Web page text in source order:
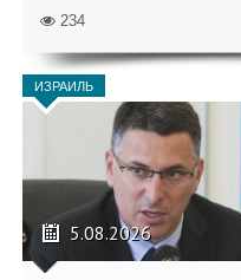
234
ИЗРАИЛЬ
5.08.2026